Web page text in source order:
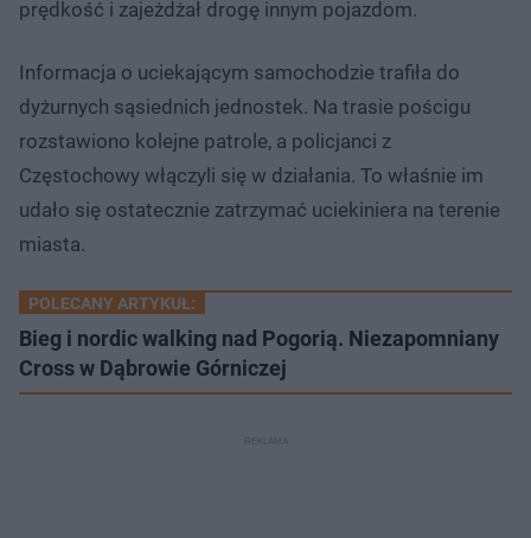
prędkość i zajeżdżał drogę innym pojazdom.
Informacja o uciekającym samochodzie trafiła do
dyżurnych sąsiednich jednostek. Na trasie pościgu
rozstawiono kolejne patrole, a policjanci z
Częstochowy włączyli się w działania. To właśnie im
udało się ostatecznie zatrzymać uciekiniera na terenie
miasta.
POLECANY ARTYKUŁ:
Bieg i nordic walking nad Pogorią. Niezapomniany
Cross w Dąbrowie Górniczej